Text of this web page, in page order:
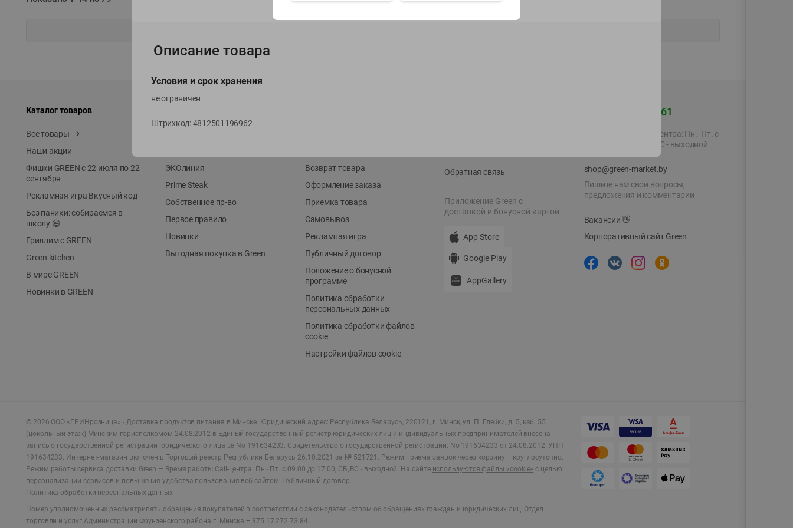
Каталог товаров
Все товары
Наши акции
Фишки GREEN с 22 июля по 22
сентября
Рекламная игра Вкусный код
Без паники: собираемся в
школу 😄
Гриллим с GREEN
Green kitchen
В мире GREEN
Новинки в GREEN
ЭКОлиния
Prime Steak
Собственное пр-во
Первое правило
Новинки
Выгодная покупка в Green
Возврат товара
Оформление заказа
Приемка товара
Самовывоз
Рекламная игра
Публичный договор
Положение о бонусной
программе
Политика обработки
персональных данных
Политика обработки файлов
cookie
Настройки файлов cookie
Обратная связь
Приложение Green c
доставкой и бонусной картой
App Store
Google Play
AppGallery
+375 44 560-60-61
Время работы Call-центра: Пн.- Пт. с
09.00 до 17.00, СБ, ВС - выходной
shop@green-market.by
Пишите нам свои вопросы,
предложения и комментарии
Вакансии👋
Корпоративный сайт Green
© 2026 ООО «ГРИНрозница» - Доставка продуктов питания в Минске. Юридический адрес: Республика Беларусь, 220121, г. Минск, ул. П. Глебки, д. 5, каб. 55
(цокольный этаж) Минским горисполкомом 24.08.2012 в Единый государственный регистр юридических лиц и индивидуальных предпринимателей внесена
запись о государственной регистрации юридического лица за No 191634233. Свидетельство о государственной регистрации: No 191634233 от 24.08.2012. УНП
191634233. Интернет-магазин включен в Торговый реестр Республики Беларусь 26.10.2021 за № 521721. Режим приема заявок через корзину – круглосуточно.
Режим работы сервиса доставки Green — Время работы Call-центра: Пн.- Пт. с 09.00 до 17.00, СБ, ВС - выходной. На сайте используются файлы «cookie» с целью
персонализации сервисов и повышения удобства пользования веб-сайтом. Публичный договор.
Политика обработки персональных данных
Номер уполномоченных рассматривать обращения покупателей в соответствии с законодательством об обращениях граждан и юридических лиц: Отдел
торговли и услуг Администрации Фрунзенского района г. Минска + 375 17 272 73 84 .
Описание товара
Условия и срок хранения
не ограничен
Штрихкод:4812501196962